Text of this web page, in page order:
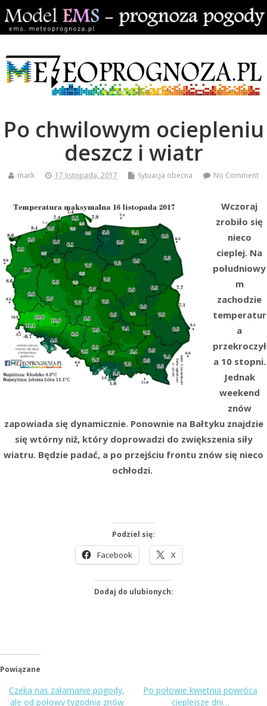
Po chwilowym ociepleniu
deszcz i wiatr
mark 17 listopada, 2017 Sytuacja obecna No Comment
Wczoraj
zrobiło się
nieco
cieplej. Na
południowy
m
zachodzie
temperatur
a
przekroczył
a 10 stopni.
Jednak
weekend
znów
zapowiada się dynamicznie. Ponownie na Bałtyku znajdzie
się wtórny niż, który doprowadzi do zwiększenia siły
wiatru. Będzie padać, a po przejściu frontu znów się nieco
ochłodzi.
Podziel się:
Facebook X
Dodaj do ulubionych:
Powiązane
Czeka nas załamanie pogody,
ale od połowy tygodnia znów
Po połowie kwietnia powrócą
cieplejsze dni…